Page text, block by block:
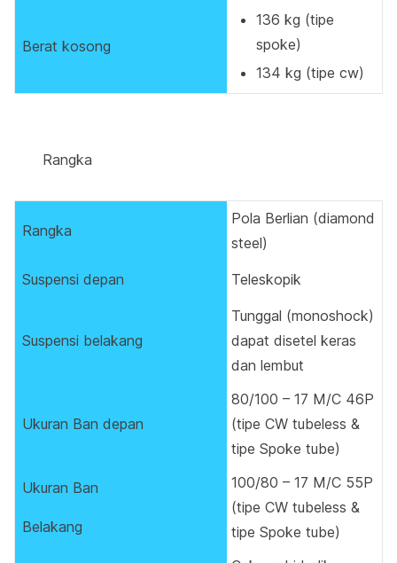
Berat kosong
136 kg (tipe
spoke)
134 kg (tipe cw)
Rangka
Rangka
Pola Berlian (diamond
steel)
Suspensi depan Teleskopik
Suspensi belakang
Tunggal (monoshock)
dapat disetel keras
dan lembut
Ukuran Ban depan
80/100 – 17 M/C 46P
(tipe CW tubeless &
tipe Spoke tube)
Ukuran Ban
Belakang
100/80 – 17 M/C 55P
(tipe CW tubeless &
tipe Spoke tube)